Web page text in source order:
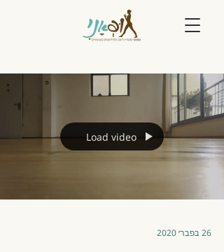
Load video
26 בפבר׳ 2020